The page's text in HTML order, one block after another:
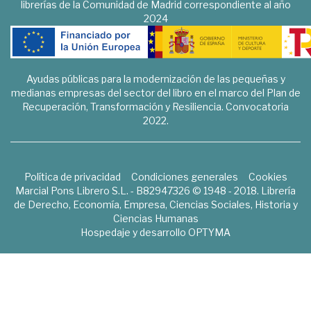
librerías de la Comunidad de Madrid correspondiente al año
2024
Ayudas públicas para la modernización de las pequeñas y
medianas empresas del sector del libro en el marco del Plan de
Recuperación, Transformación y Resiliencia. Convocatoria
2022.
Política de privacidad Condiciones generales
Cookies
Marcial Pons Librero S.L. - B82947326 © 1948 - 2018. Librería
de Derecho, Economía, Empresa, Ciencias Sociales, Historia y
Ciencias Humanas
Hospedaje y desarrollo OPTYMA